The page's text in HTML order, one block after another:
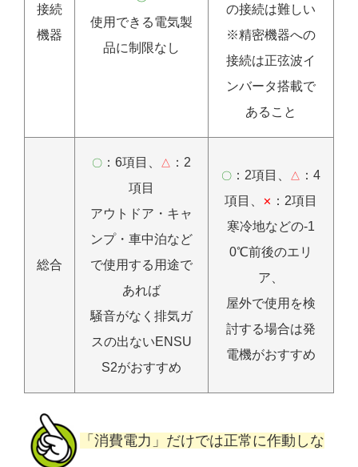
接続
機器
使用できる電気製
品に制限なし
の接続は難しい
※精密機器への
接続は正弦波イ
ンバータ搭載で
あること
総合
〇 ：6項目、 △ ：2
項目
アウトドア・キャ
ンプ・車中泊など
で使用する用途で
あれば
騒音がなく排気ガ
スの出ないENSU
S2がおすすめ
〇 ：2項目、 △ ：4
項目、
✕ ：2項目
寒冷地などの-1
0℃前後のエリ
ア、
屋外で使用を検
討する場合は発
電機がおすすめ
「消費電力」だけでは正常に作動しな